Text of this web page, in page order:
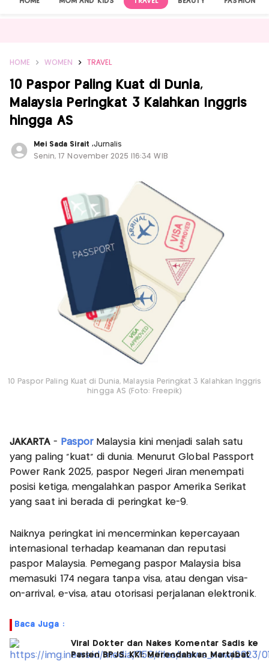
HOME WOMEN TRAVEL
10 Paspor Paling Kuat di Dunia,
Malaysia Peringkat 3 Kalahkan Inggris
hingga AS
Mei Sada Sirait ,Jurnalis
Senin, 17 November 2025 |16:34 WIB
10 Paspor Paling Kuat di Dunia, Malaysia Peringkat 3 Kalahkan Inggris
hingga AS (Foto: Freepik)
JAKARTA - PasporMalaysia kini menjadi salah satu
yang paling “kuat” di dunia. Menurut Global Passport
Power Rank 2025, paspor Negeri Jiran menempati
posisi ketiga, mengalahkan paspor Amerika Serikat
yang saat ini berada di peringkat ke-9.
Naiknya peringkat ini mencerminkan kepercayaan
internasional terhadap keamanan dan reputasi
paspor Malaysia. Pemegang paspor Malaysia bisa
memasuki 174 negara tanpa visa, atau dengan visa-
on-arrival, e-visa, atau otorisasi perjalanan elektronik.
Baca Juga :
Viral Dokter dan Nakes Komentar Sadis ke
Pasien BPJS, KKI: Merendahkan Martabat